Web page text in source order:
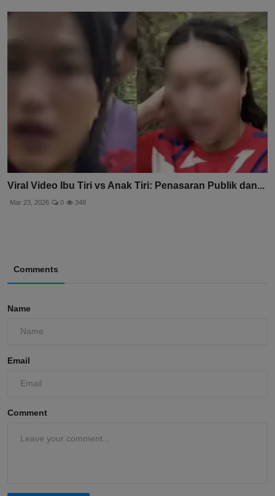
Viral Video Ibu Tiri vs Anak Tiri: Penasaran Publik dan...
Mar 23, 2026 0 348
Comments
Name
Email
Comment